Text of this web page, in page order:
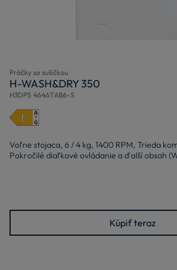
Práčky so sušičkou
H-WASH&DRY 350
H3DPS 4646TAB6-S
Voľne stojaca, 6 / 4 kg, 1400 RPM, Trieda
Pokročilé diaľkové ovládanie a ďalší obsah
Kúpiť teraz